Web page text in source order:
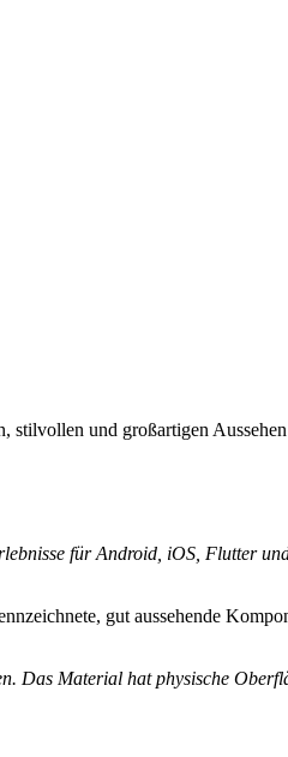
stilvollen und großartigen
für Android, iOS, Flutter
gut aussehende
Das Material hat physische